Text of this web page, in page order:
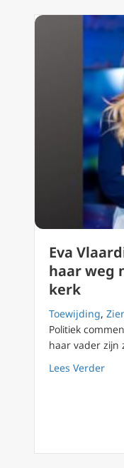
Eva
haar weg
kerk
Toewijding,
Politiek
haar vader
Lees Verder